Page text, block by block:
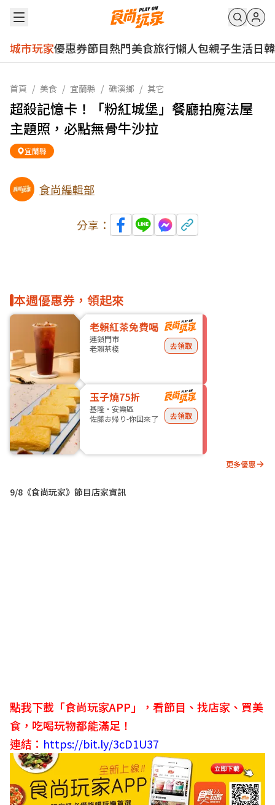
城市玩家優惠券節目熱門美食旅行懶人包親子生活日韓
首頁 / 美食 / 宜蘭縣 / 礁溪鄉 / 其它
超殺記憶卡！「粉紅城堡」餐廳拍魔法屋
主題照，必點無骨牛沙拉
宜蘭縣
食尚編輯部
分享：
本週優惠券，領起來
老賴紅茶免費喝
連鎖門市
老賴茶棧
去領取
玉子燒75折
基隆・安樂區
佐藤お帰り-你回來了
去領取
更多優惠
9/8《食尚玩家》節目店家資訊
點我下載「食尚玩家APP」，看節目、找店家、買美
食，吃喝玩物都能滿足！
連結： https://bit.ly/3cD1U37